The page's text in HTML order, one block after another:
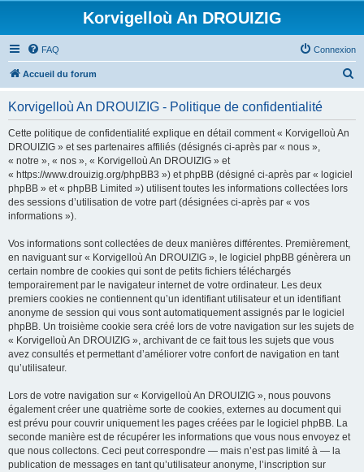
Korvigelloù An DROUIZIG
FAQ Connexion
Accueil du forum
Korvigelloù An DROUIZIG - Politique de confidentialité
Cette politique de confidentialité explique en détail comment « Korvigelloù An
DROUIZIG » et ses partenaires affiliés (désignés ci-après par « nous »,
« notre », « nos », « Korvigelloù An DROUIZIG » et
« https://www.drouizig.org/phpBB3 ») et phpBB (désigné ci-après par « logiciel
phpBB » et « phpBB Limited ») utilisent toutes les informations collectées lors
des sessions d’utilisation de votre part (désignées ci-après par « vos
informations »).
Vos informations sont collectées de deux manières différentes. Premièrement,
en naviguant sur « Korvigelloù An DROUIZIG », le logiciel phpBB génèrera un
certain nombre de cookies qui sont de petits fichiers téléchargés
temporairement par le navigateur internet de votre ordinateur. Les deux
premiers cookies ne contiennent qu’un identifiant utilisateur et un identifiant
anonyme de session qui vous sont automatiquement assignés par le logiciel
phpBB. Un troisième cookie sera créé lors de votre navigation sur les sujets de
« Korvigelloù An DROUIZIG », archivant de ce fait tous les sujets que vous
avez consultés et permettant d’améliorer votre confort de navigation en tant
qu’utilisateur.
Lors de votre navigation sur « Korvigelloù An DROUIZIG », nous pouvons
également créer une quatrième sorte de cookies, externes au document qui
est prévu pour couvrir uniquement les pages créées par le logiciel phpBB. La
seconde manière est de récupérer les informations que vous nous envoyez et
que nous collectons. Ceci peut correspondre — mais n’est pas limité à — la
publication de messages en tant qu’utilisateur anonyme, l’inscription sur